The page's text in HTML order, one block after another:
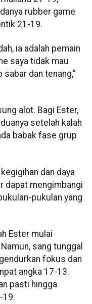
rubber game
21-19.
ia adalah pemain
saya tidak mau
dan tenang,”
alot. Bagi Ester,
setelah kalah
babak fase grup
dan daya
dapat mengimbangi
pukulan yang
Ester mulai
sang tunggal
fokus dan
angka 17-13.
pasti hingga
19.